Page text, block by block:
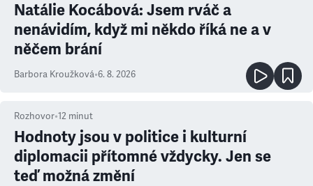
Natálie Kocábová: Jsem rváč a
nenávidím, když mi někdo říká ne a v
něčem brání
Barbora Kroužková•6. 8. 2026
Rozhovor•12 minut
Hodnoty jsou v politice i kulturní
diplomacii přítomné vždycky. Jen se
teď možná změní